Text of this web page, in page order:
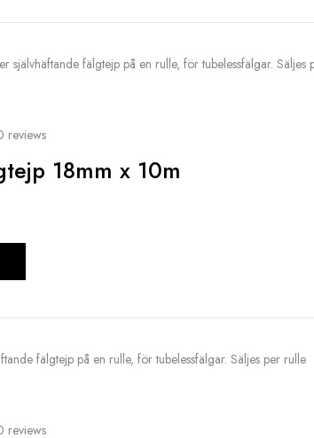
självhäftande fälgtejp på en rulle, för tubelessfälgar. Säljes
reviews
18mm x 10m
fälgtejp på en rulle, för tubelessfälgar. Säljes per rulle
reviews